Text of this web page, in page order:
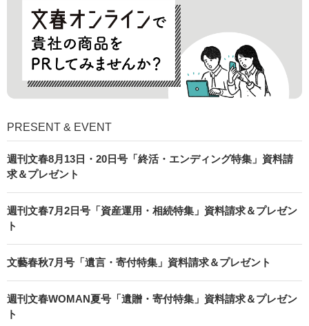
PRESENT & EVENT
週刊文春8月13日・20日号「終活・エンディング特集」資料請
求＆プレゼント
週刊文春7月2日号「資産運用・相続特集」資料請求＆プレゼン
ト
文藝春秋7月号「遺言・寄付特集」資料請求＆プレゼント
週刊文春WOMAN夏号「遺贈・寄付特集」資料請求＆プレゼン
ト